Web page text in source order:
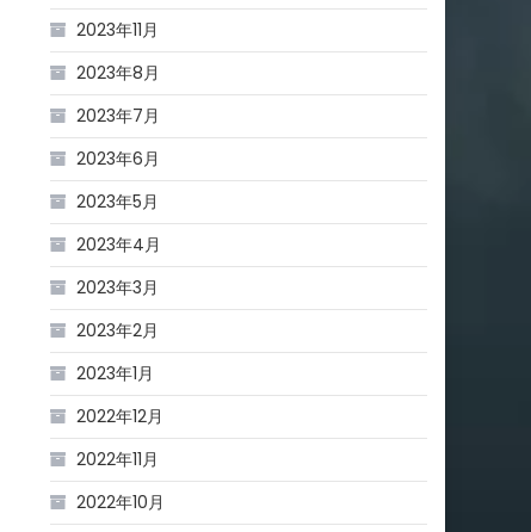
2023年11月
2023年8月
2023年7月
2023年6月
2023年5月
2023年4月
2023年3月
2023年2月
2023年1月
2022年12月
2022年11月
2022年10月